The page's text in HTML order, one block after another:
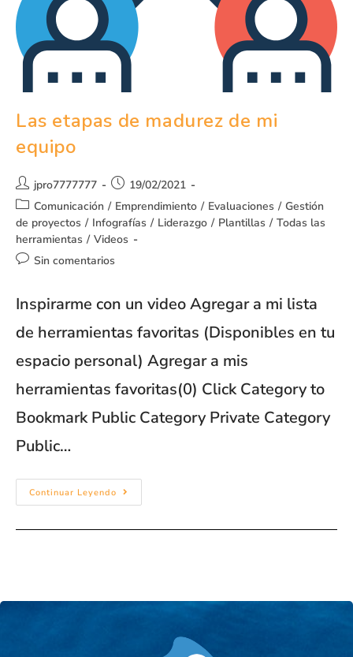
Las etapas de madurez de mi
equipo
jpro7777777
19/02/2021
Comunicación / Emprendimiento / Evaluaciones / Gestión
de proyectos / Infografías / Liderazgo / Plantillas / Todas las
herramientas / Videos
Sin comentarios
Inspirarme con un video Agregar a mi lista
de herramientas favoritas (Disponibles en tu
espacio personal) Agregar a mis
herramientas favoritas(0) Click Category to
Bookmark Public Category Private Category
Public…
Continuar Leyendo